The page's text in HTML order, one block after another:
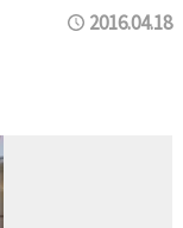
2016.04.18